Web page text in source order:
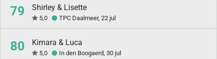
79 Shirley & Lisette
5,0 TPC Daalmeer, 22 jul
80 Kimara & Luca
5,0 In den Boogaerd, 30 jul